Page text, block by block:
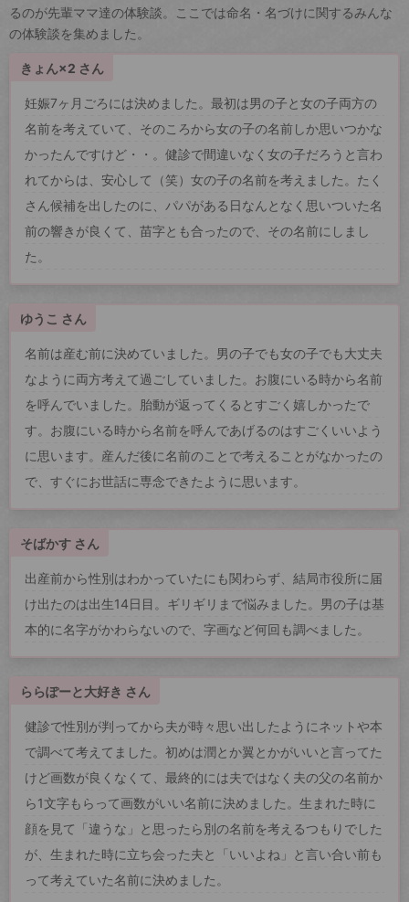
るのが先輩ママ達の体験談。ここでは命名・名づけに関するみんな
の体験談を集めました。
きょん×2 さん
妊娠7ヶ月ごろには決めました。最初は男の子と女の子両方の
名前を考えていて、そのころから女の子の名前しか思いつかな
かったんですけど・・。健診で間違いなく女の子だろうと言わ
れてからは、安心して（笑）女の子の名前を考えました。たく
さん候補を出したのに、パパがある日なんとなく思いついた名
前の響きが良くて、苗字とも合ったので、その名前にしまし
た。
ゆうこ さん
名前は産む前に決めていました。男の子でも女の子でも大丈夫
なように両方考えて過ごしていました。お腹にいる時から名前
を呼んでいました。胎動が返ってくるとすごく嬉しかったで
す。お腹にいる時から名前を呼んであげるのはすごくいいよう
に思います。産んだ後に名前のことで考えることがなかったの
で、すぐにお世話に専念できたように思います。
そばかす さん
出産前から性別はわかっていたにも関わらず、結局市役所に届
け出たのは出生14日目。ギリギリまで悩みました。男の子は基
本的に名字がかわらないので、字画など何回も調べました。
ららぽーと大好き さん
健診で性別が判ってから夫が時々思い出したようにネットや本
で調べて考えてました。初めは潤とか翼とかがいいと言ってた
けど画数が良くなくて、最終的には夫ではなく夫の父の名前か
ら1文字もらって画数がいい名前に決めました。生まれた時に
顔を見て「違うな」と思ったら別の名前を考えるつもりでした
が、生まれた時に立ち会った夫と「いいよね」と言い合い前も
って考えていた名前に決めました。